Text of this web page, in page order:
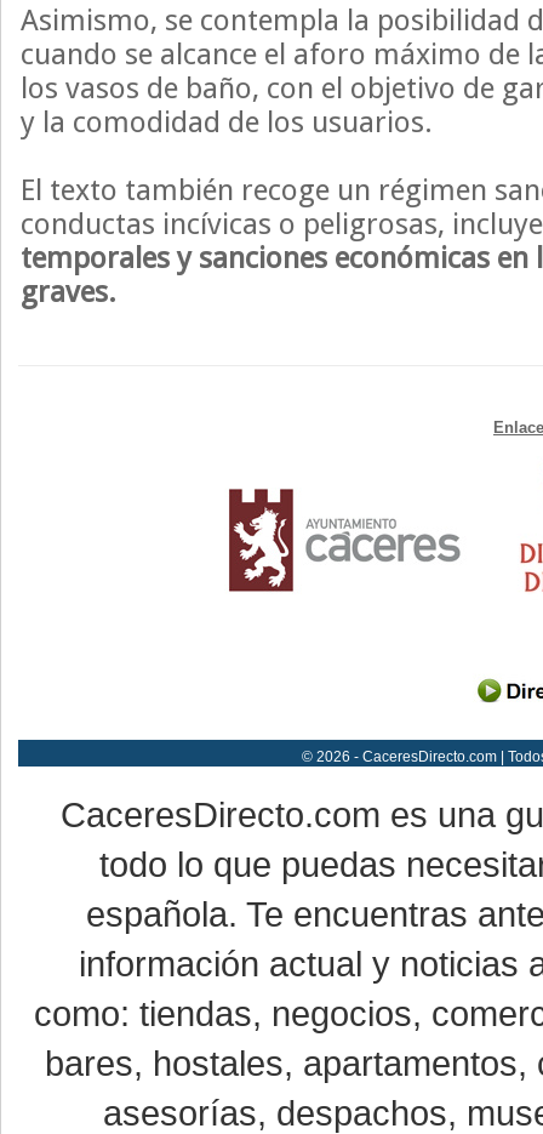
Asimismo, se contempla la posibilidad
cuando se alcance el aforo máximo de
los vasos de baño, con el objetivo de
y la comodidad de los usuarios.
El texto también recoge un régimen
conductas incívicas o peligrosas,
temporales y sanciones económicas en
graves.
© 2026 - CaceresDirecto.com |
CaceresDirecto.com es una
todo lo que puedas
española. Te encuentras
información actual y noticias
como: tiendas, negocios,
bares, hostales,
asesorías, despachos,